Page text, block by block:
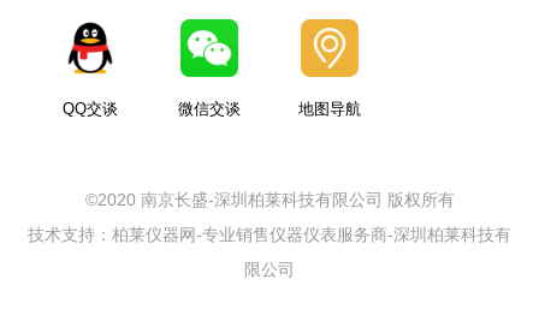
QQ交谈 微信交谈 地图导航
©2020 南京长盛-深圳柏莱科技有限公司 版权所有
技术支持：柏莱仪器网-专业销售仪器仪表服务商-深圳柏莱科技有
限公司